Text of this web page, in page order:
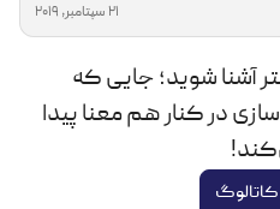
21 سپتامبر, 2019
آشنا شوید؛ جایی که
در کنار هم معنا پیدا
کاتالوگ